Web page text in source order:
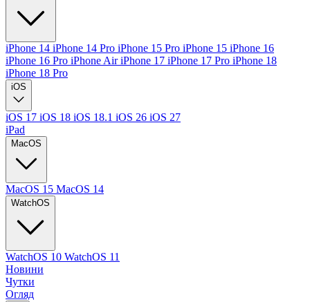
iPhone 14 iPhone 14 Pro iPhone 15 Pro iPhone 15 iPhone 16
iPhone 16 Pro iPhone AiriPhone 17 iPhone 17 Pro iPhone 18
iPhone 18 Pro
iOS
iOS 17 iOS 18 iOS 18.1 iOS 26 iOS 27
iPad
MacOS
MacOS 15 MacOS 14
WatchOS
WatchOS 10 WatchOS 11
Новини
Чутки
Огляд